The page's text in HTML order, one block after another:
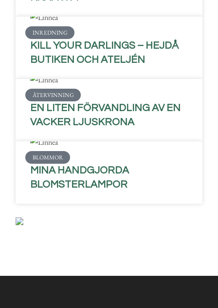
INREDNING
KILL YOUR DARLINGS – HEJDÅ
BUTIKEN OCH ATELJÉN
ÅTERVINNING
EN LITEN FÖRVANDLING AV EN
VACKER LJUSKRONA
BLOMMOR
MINA HANDGJORDA
BLOMSTERLAMPOR